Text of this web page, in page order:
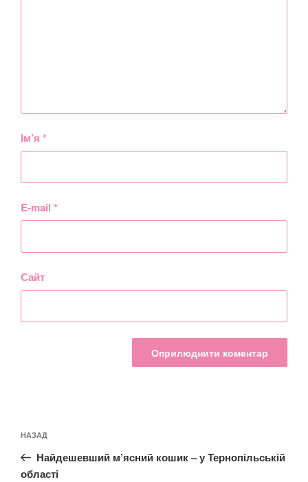
Ім’я *
E-mail *
Сайт
записів
Попередній
запис:
НАЗАД
Найдешевший м’ясний кошик – у Тернопільській
області